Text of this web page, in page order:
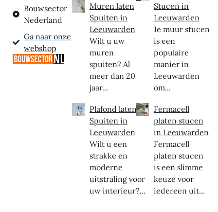
Bouwsector
Nederland
Ga naar onze
webshop
Muren laten
Spuiten in
Leeuwarden
Wilt u uw
muren
spuiten? Al
meer dan 20
jaar...
Plafond laten
Spuiten in
Leeuwarden
Wilt u een
strakke en
moderne
uitstraling voor
uw interieur?...
Stucen in
Leeuwarden
Je muur stucen
is een
populaire
manier in
Leeuwarden
om...
Fermacell
platen stucen
in Leeuwarden
Fermacell
platen stucen
is een slimme
keuze voor
iedereen uit...